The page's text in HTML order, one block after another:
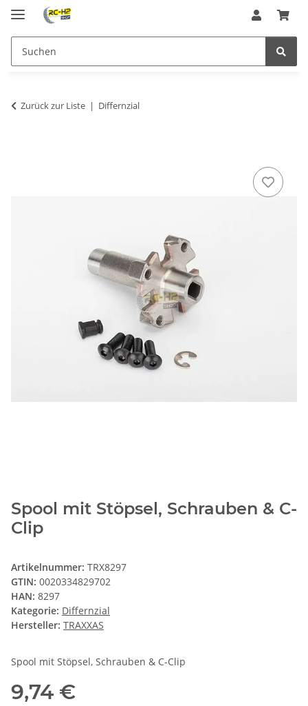
Zurück zur Liste Differnzial
Spool mit Stöpsel, Schrauben & C-
Clip
Artikelnummer: TRX8297
GTIN: 0020334829702
HAN: 8297
Kategorie: Differnzial
Hersteller: TRAXXAS
Spool mit Stöpsel, Schrauben & C-Clip
9,74 €